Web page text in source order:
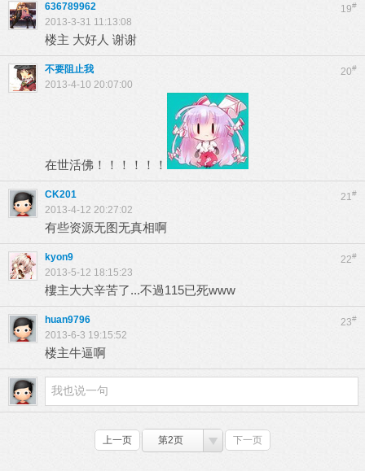
19#
636789962
2013-3-31 11:13:08
楼主 大好人 谢谢
20#
不要阻止我
2013-4-10 20:07:00
在世活佛！！！！！！
21#
CK201
2013-4-12 20:27:02
有些资源无图无真相啊
22#
kyon9
2013-5-12 18:15:23
樓主大大辛苦了...不過115已死www
23#
huan9796
2013-6-3 19:15:52
楼主牛逼啊
上一页 第2页 下一页